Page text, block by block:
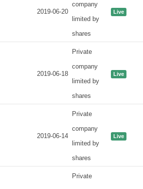
2019-06-20
company
limited by
shares
Live
2019-06-18
Private
company
limited by
shares
Live
2019-06-14
Private
company
limited by
shares
Live
Private